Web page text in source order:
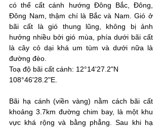
có thể cất cánh hướng Đông Bắc, Đông,
Đông Nam, thậm chí là Bắc và Nam. Gió ở
bãi cất là gió thung lũng, không bị ảnh
hưởng nhiều bởi gió mùa, phía dưới bãi cất
là cây cỏ dại khá um tùm và dưới nữa là
đường đèo.
Toạ độ bãi cất cánh: 12°14'27.2"N
108°46'28.2"E.
Bãi hạ cánh (viền vàng) nằm cách bãi cất
khoảng 3.7km đường chim bay, là một khu
vực khá rộng và bằng phẳng. Sau khi hạ